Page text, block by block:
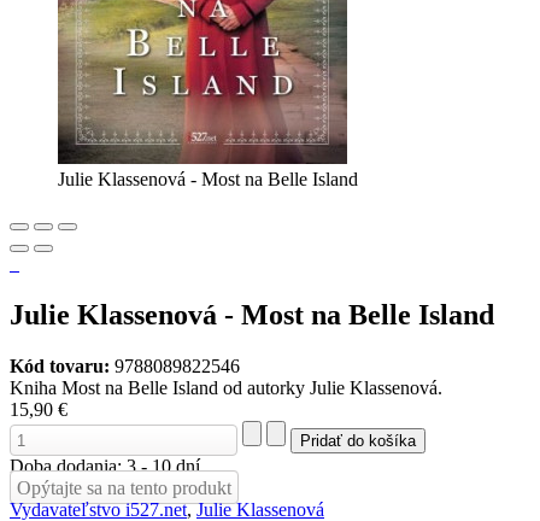
Julie Klassenová - Most na Belle Island
Julie Klassenová - Most na Belle Island
Kód tovaru: 9788089822546
Kniha Most na Belle Island od autorky Julie Klassenová.
15,90 €
Doba dodania: 3 - 10 dní
Opýtajte sa na tento produkt
Vydavateľstvo i527.net,Julie Klassenová